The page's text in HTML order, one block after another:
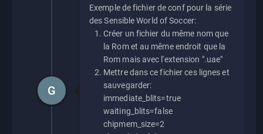
Exemple de fichier de conf pour la série
des Sensible World of Soccer:
Créer un fichier du même nom que
la Rom et au même endroit que la
Rom mais avec l'extension ".uae"
Mettre dans ce fichier ces lignes et
sauvegarder:
immediate_blits=true
waiting_blits=false
chipmem_size=2
G